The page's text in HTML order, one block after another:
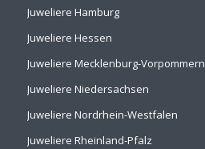
Juweliere Hamburg
Juweliere Hessen
Juweliere Mecklenburg-Vorpommern
Juweliere Niedersachsen
Juweliere Nordrhein-Westfalen
Juweliere Rheinland-Pfalz